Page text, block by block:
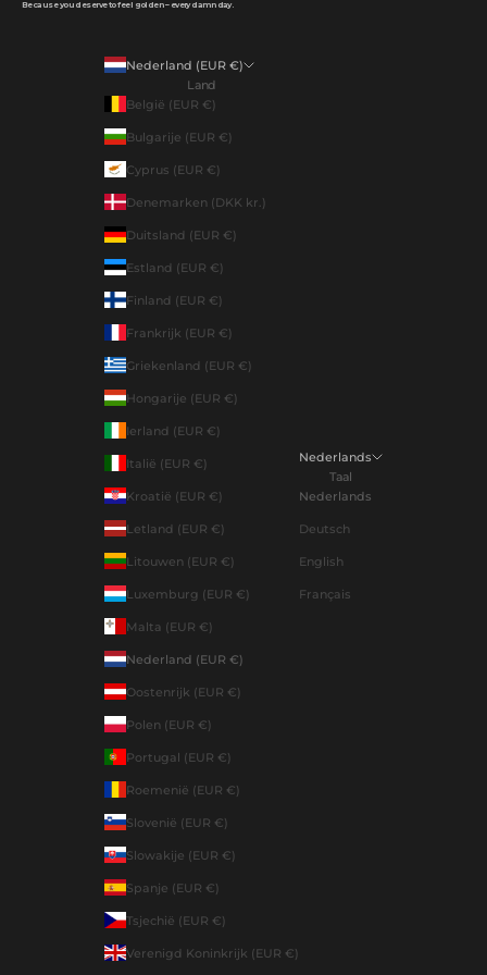
Because you deserve to feel golden – every damn day.
Nederland (EUR €)
Land
België (EUR €)
Bulgarije (EUR €)
Cyprus (EUR €)
Denemarken (DKK kr.)
Duitsland (EUR €)
Estland (EUR €)
Finland (EUR €)
Frankrijk (EUR €)
Griekenland (EUR €)
Hongarije (EUR €)
Ierland (EUR €)
Italië (EUR €)
Kroatië (EUR €)
Letland (EUR €)
Litouwen (EUR €)
Luxemburg (EUR €)
Malta (EUR €)
Nederland (EUR €)
Oostenrijk (EUR €)
Polen (EUR €)
Portugal (EUR €)
Roemenië (EUR €)
Slovenië (EUR €)
Slowakije (EUR €)
Spanje (EUR €)
Tsjechië (EUR €)
Verenigd Koninkrijk (EUR €)
Nederlands
Taal
Nederlands
Deutsch
English
Français